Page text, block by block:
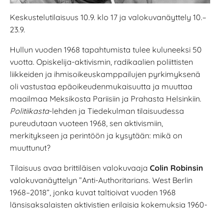
Keskustelutilaisuus 10.9. klo 17 ja valokuvanäyttely 10.–
23.9.
Hullun vuoden 1968 tapahtumista tulee kuluneeksi 50
vuotta. Opiskelija-aktivismin, radikaalien poliittisten
liikkeiden ja ihmisoikeuskamppailujen pyrkimyksenä
oli vastustaa epäoikeudenmukaisuutta ja muuttaa
maailmaa Meksikosta Pariisiin ja Prahasta Helsinkiin.
Politiikasta-lehden ja Tiedekulman tilaisuudessa
pureudutaan vuoteen 1968, sen aktivismiin,
merkitykseen ja perintöön ja kysytään: mikä on
muuttunut?
Tilaisuus avaa brittiläisen valokuvaaja Colin Robinsin
valokuvanäyttelyn ”Anti-Authoritarians. West Berlin
1968–2018”, jonka kuvat taltioivat vuoden 1968
länsisaksalaisten aktivistien erilaisia kokemuksia 1960-